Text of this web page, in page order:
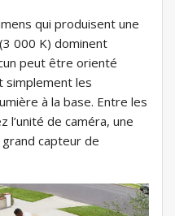
qui produisent une
000 K) dominent
peut être orienté
simplement les
à la base. Entre les
l’unité de caméra, une
capteur de